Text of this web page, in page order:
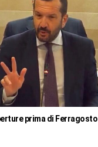
prima di Ferragosto